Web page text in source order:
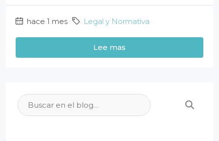
hace 1 mes Legal y Normativa
Lee mas